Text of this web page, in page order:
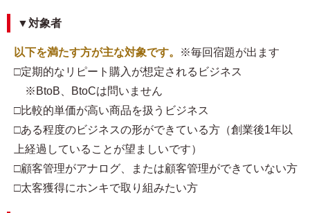
▼対象者
以下を満たす方が主な対象です。
※毎回宿題が出ます
□定期的なリピート購入が想定されるビジネス
※BtoB、BtoCは問いません
□比較的単価が高い商品を扱うビジネス
□ある程度のビジネスの形ができている方（創業後1年以
上経過していることが望ましいです）
□顧客管理がアナログ、または顧客管理ができていない方
□太客獲得にホンキで取り組みたい方